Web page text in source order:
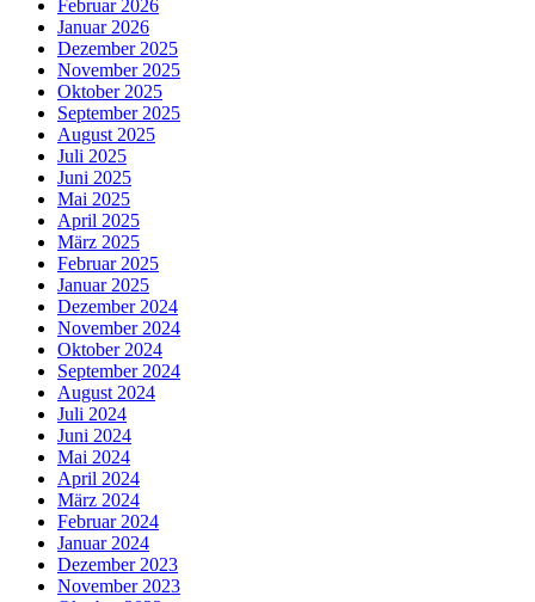
Februar 2026
Januar 2026
Dezember 2025
November 2025
Oktober 2025
September 2025
August 2025
Juli 2025
Juni 2025
Mai 2025
April 2025
März 2025
Februar 2025
Januar 2025
Dezember 2024
November 2024
Oktober 2024
September 2024
August 2024
Juli 2024
Juni 2024
Mai 2024
April 2024
März 2024
Februar 2024
Januar 2024
Dezember 2023
November 2023